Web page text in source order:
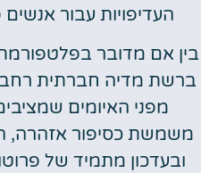
העדיפויות עבור
בין אם מדובר
ברשת מדיה חברתית רחבת
מפני האיומים
משמשת כסיפור אזהרה,
ובעדכון מתמיד של